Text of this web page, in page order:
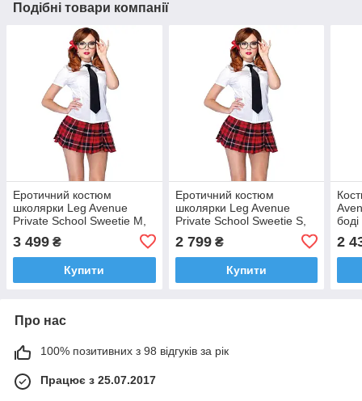
Подібні товари компанії
Еротичний костюм
школярки Leg Avenue
Private School Sweetie M,
краватка, оправа
3 499 ₴
Купити
Еротичний костюм
школярки Leg Avenue
Private School Sweetie S,
краватка, оправа
2 799₴
Купити
2
Про нас
100% позитивних з 98 відгуків за рік
Працює з 25.07.2017